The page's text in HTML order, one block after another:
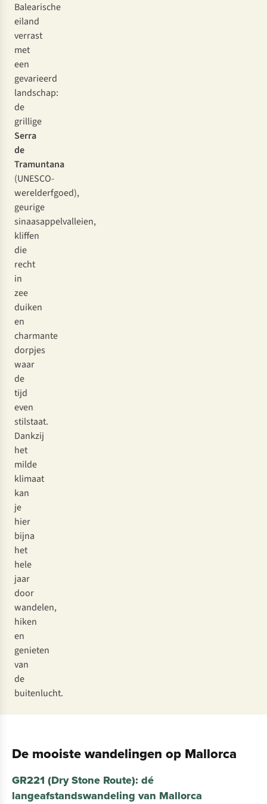
Balearische
eiland
verrast
met
een
gevarieerd
landschap:
de
grillige
Serra
de
Tramuntana
(UNESCO-
werelderfgoed),
geurige
sinaasappelvalleien,
kliffen
die
recht
in
zee
duiken
en
charmante
dorpjes
waar
de
tijd
even
stilstaat.
Dankzij
het
milde
klimaat
kan
je
hier
bijna
het
hele
jaar
door
wandelen,
hiken
en
genieten
van
de
buitenlucht.
De mooiste wandelingen op Mallorca
GR221 (Dry Stone Route): dé
langeafstandswandeling van Mallorca